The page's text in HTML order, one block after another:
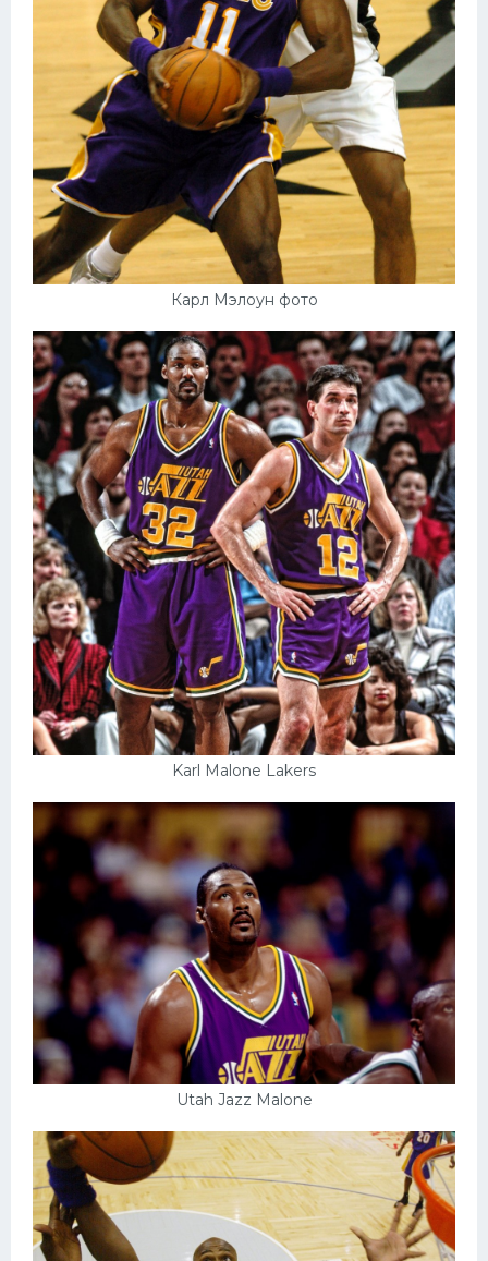
Карл Мэлоун фото
Karl Malone Lakers
Utah Jazz Malone